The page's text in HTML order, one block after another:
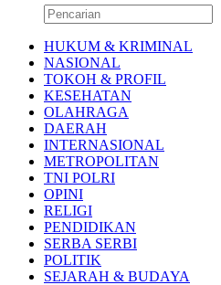
HUKUM & KRIMINAL
NASIONAL
TOKOH & PROFIL
KESEHATAN
OLAHRAGA
DAERAH
INTERNASIONAL
METROPOLITAN
TNI POLRI
OPINI
RELIGI
PENDIDIKAN
SERBA SERBI
POLITIK
SEJARAH & BUDAYA